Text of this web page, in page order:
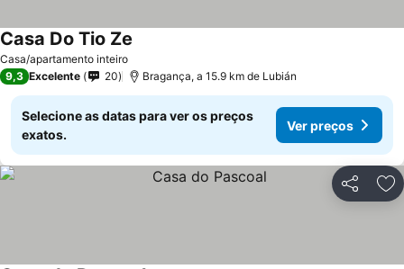
Casa/apartamento inteiro
Casa Do Tio Ze
9,3 Excelente 20 Bragança, a 15.9 km de Lubián
Selecione as datas para ver os preços
exatos.
Ver preços
Partilhar